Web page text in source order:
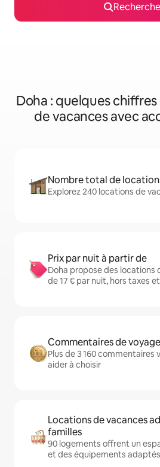
Doha : quelques
de vacances avec
Nombre total de
Explorez 240 locations de
Prix par nuit à partir de
Doha propose des locations
de 17 € par nuit, hors taxes
Commentaires de
Plus de 3 160 commentaires
aider à choisir
Locations de vacances
familles
90 logements offrent un
et des équipements